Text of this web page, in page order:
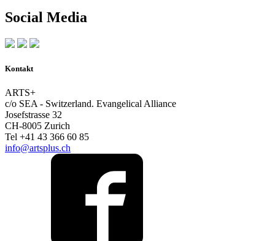
Social Media
Kontakt
ARTS+
c/o SEA - Switzerland. Evangelical Alliance
Josefstrasse 32
CH-8005 Zurich
Tel +41 43 366 60 85
info@artsplus.ch